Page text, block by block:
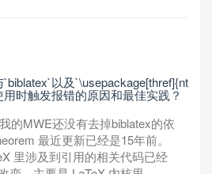
以及`\usepackage[thref]{nt
时触发报错的原因和最佳实践？
的MWE还没有去掉biblatex的依
最近更新已经是15年前。
里涉及到引用的相关代码已经